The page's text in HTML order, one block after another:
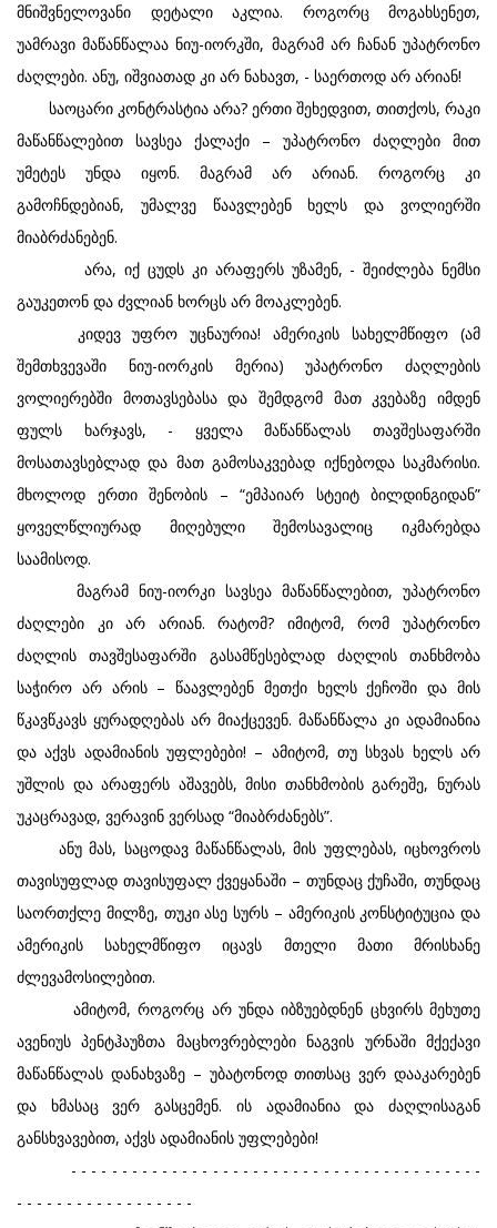
მნიშვნელოვანი დეტალი აკლია. როგორც მოგახსენეთ,
უამრავი მაწანწალაა ნიუ-იორკში, მაგრამ არ ჩანან უპატრონო
ძაღლები. ანუ, იშვიათად კი არ ნახავთ, - საერთოდ არ არიან!
საოცარი კონტრასტია არა? ერთი შეხედვით, თითქოს, რაკი
მაწანწალებით სავსეა ქალაქი – უპატრონო ძაღლები მით
უმეტეს უნდა იყონ. მაგრამ არ არიან. როგორც კი
გამოჩნდებიან, უმალვე წაავლებენ ხელს და ვოლიერში
მიაბრძანებენ.
არა, იქ ცუდს კი არაფერს უზამენ, - შეიძლება ნემსი
გაუკეთონ და ძვლიან ხორცს არ მოაკლებენ.
კიდევ უფრო უცნაურია! ამერიკის სახელმწიფო (ამ
შემთხვევაში ნიუ-იორკის მერია) უპატრონო ძაღლების
ვოლიერებში მოთავსებასა და შემდგომ მათ კვებაზე იმდენ
ფულს ხარჯავს, - ყველა მაწანწალას თავშესაფარში
მოსათავსებლად და მათ გამოსაკვებად იქნებოდა საკმარისი.
მხოლოდ ერთი შენობის – “ემპაიარ სტეიტ ბილდინგიდან”
ყოველწლიურად მიღებული შემოსავალიც იკმარებდა
საამისოდ.
მაგრამ ნიუ-იორკი სავსეა მაწანწალებით, უპატრონო
ძაღლები კი არ არიან. რატომ? იმიტომ, რომ უპატრონო
ძაღლის თავშესაფარში გასამწესებლად ძაღლის თანხმობა
საჭირო არ არის – წაავლებენ მეთქი ხელს ქეჩოში და მის
წკავწკავს ყურადღებას არ მიაქცევენ. მაწანწალა კი ადამიანია
და აქვს ადამიანის უფლებები! – ამიტომ, თუ სხვას ხელს არ
უშლის და არაფერს აშავებს, მისი თანხმობის გარეშე, ნურას
უკაცრავად, ვერავინ ვერსად “მიაბრძანებს”.
ანუ მას, საცოდავ მაწანწალას, მის უფლებას, იცხოვროს
თავისუფლად თავისუფალ ქვეყანაში – თუნდაც ქუჩაში, თუნდაც
საორთქლე მილზე, თუკი ასე სურს – ამერიკის კონსტიტუცია და
ამერიკის სახელმწიფო იცავს მთელი მათი მრისხანე
ძლევამოსილებით.
ამიტომ, როგორც არ უნდა იბზუებდნენ ცხვირს მეხუთე
ავენიუს პენტჰაუზთა მაცხოვრებლები ნაგვის ურნაში მქექავი
მაწანწალას დანახვაზე – უბატონოდ თითსაც ვერ დააკარებენ
და ხმასაც ვერ გასცემენ. ის ადამიანია და ძაღლისაგან
განსხვავებით, აქვს ადამიანის უფლებები!
- - - - - - - - - - - - - - - - - - - - - - - - - - - - - - - - - - - - - - - - -
- - - - - - - - - - - - - - - - - -